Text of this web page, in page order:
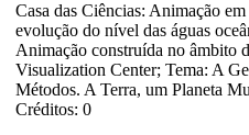
Casa das Ciências: Animação
evolução do nível das águas
Animação construída no âmbito
Visualization Center; Tema: A
Métodos. A Terra, um Planeta
Créditos: 0